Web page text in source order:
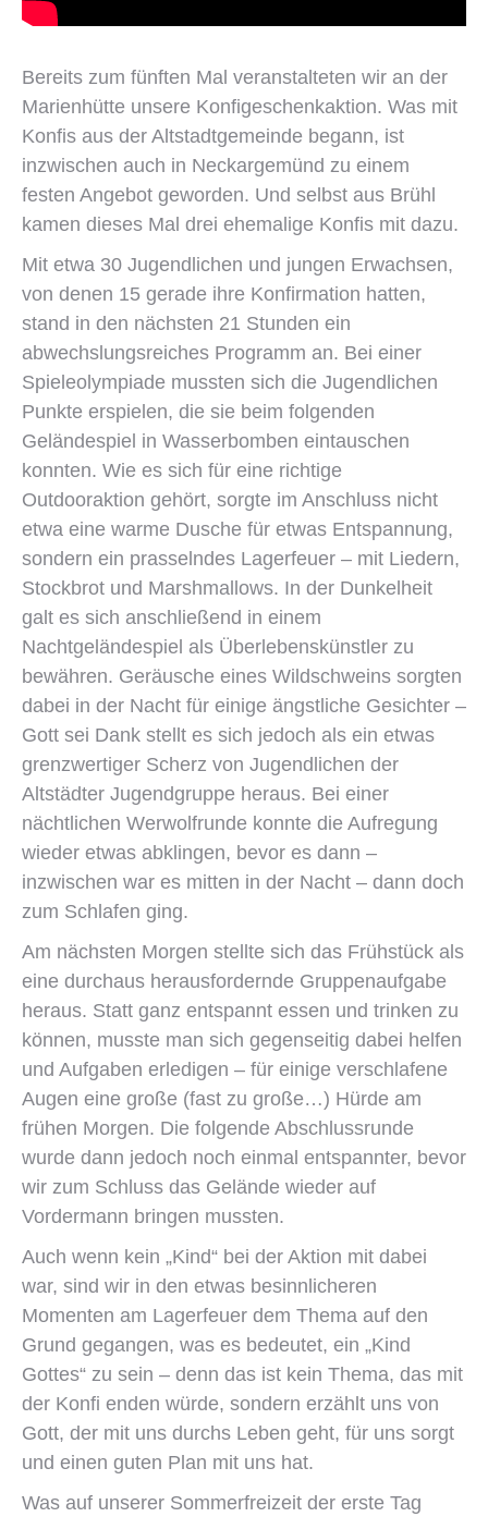
Bereits zum fünften Mal veranstalteten wir an der
Marienhütte unsere Konfigeschenkaktion. Was mit
Konfis aus der Altstadtgemeinde begann, ist
inzwischen auch in Neckargemünd zu einem
festen Angebot geworden. Und selbst aus Brühl
kamen dieses Mal drei ehemalige Konfis mit dazu.
Mit etwa 30 Jugendlichen und jungen Erwachsen,
von denen 15 gerade ihre Konfirmation hatten,
stand in den nächsten 21 Stunden ein
abwechslungsreiches Programm an. Bei einer
Spieleolympiade mussten sich die Jugendlichen
Punkte erspielen, die sie beim folgenden
Geländespiel in Wasserbomben eintauschen
konnten. Wie es sich für eine richtige
Outdooraktion gehört, sorgte im Anschluss nicht
etwa eine warme Dusche für etwas Entspannung,
sondern ein prasselndes Lagerfeuer – mit Liedern,
Stockbrot und Marshmallows. In der Dunkelheit
galt es sich anschließend in einem
Nachtgeländespiel als Überlebenskünstler zu
bewähren. Geräusche eines Wildschweins sorgten
dabei in der Nacht für einige ängstliche Gesichter –
Gott sei Dank stellt es sich jedoch als ein etwas
grenzwertiger Scherz von Jugendlichen der
Altstädter Jugendgruppe heraus. Bei einer
nächtlichen Werwolfrunde konnte die Aufregung
wieder etwas abklingen, bevor es dann –
inzwischen war es mitten in der Nacht – dann doch
zum Schlafen ging.
Am nächsten Morgen stellte sich das Frühstück als
eine durchaus herausfordernde Gruppenaufgabe
heraus. Statt ganz entspannt essen und trinken zu
können, musste man sich gegenseitig dabei helfen
und Aufgaben erledigen – für einige verschlafene
Augen eine große (fast zu große…) Hürde am
frühen Morgen. Die folgende Abschlussrunde
wurde dann jedoch noch einmal entspannter, bevor
wir zum Schluss das Gelände wieder auf
Vordermann bringen mussten.
Auch wenn kein „Kind“ bei der Aktion mit dabei
war, sind wir in den etwas besinnlicheren
Momenten am Lagerfeuer dem Thema auf den
Grund gegangen, was es bedeutet, ein „Kind
Gottes“ zu sein – denn das ist kein Thema, das mit
der Konfi enden würde, sondern erzählt uns von
Gott, der mit uns durchs Leben geht, für uns sorgt
und einen guten Plan mit uns hat.
Was auf unserer Sommerfreizeit der erste Tag